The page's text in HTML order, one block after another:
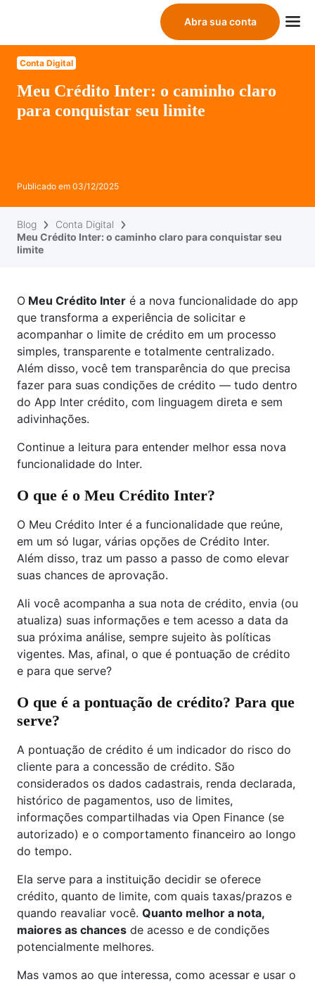
Abra sua conta
Conta Digital
Meu Crédito Inter: o caminho claro
para conquistar seu limite
Publicado em 03/12/2025
Blog
Conta Digital
Meu Crédito Inter: o caminho claro para conquistar seu
limite
O Meu Crédito Inter é a nova funcionalidade do app
que transforma a experiência de solicitar e
acompanhar o limite de crédito em um processo
simples, transparente e totalmente centralizado.
Além disso, você tem transparência do que precisa
fazer para suas condições de crédito — tudo dentro
do App Inter crédito, com linguagem direta e sem
adivinhações.
Continue a leitura para entender melhor essa nova
funcionalidade do Inter.
O que é o Meu Crédito Inter?
O Meu Crédito Inter é a funcionalidade que reúne,
em um só lugar, várias opções de Crédito Inter.
Além disso, traz um passo a passo de como elevar
suas chances de aprovação.
Ali você acompanha a sua nota de crédito, envia (ou
atualiza) suas informações e tem acesso a data da
sua próxima análise, sempre sujeito às políticas
vigentes. Mas, afinal, o que é pontuação de crédito
e para que serve?
O que é a pontuação de crédito? Para que
serve?
A pontuação de crédito é um indicador do risco do
cliente para a concessão de crédito. São
considerados os dados cadastrais, renda declarada,
histórico de pagamentos, uso de limites,
informações compartilhadas via Open Finance (se
autorizado) e o comportamento financeiro ao longo
do tempo.
Ela serve para a instituição decidir se oferece
crédito, quanto de limite, com quais taxas/prazos e
quando reavaliar você. Quanto melhor a nota,
maiores as chances de acesso e de condições
potencialmente melhores.
Mas vamos ao que interessa, como acessar e usar o